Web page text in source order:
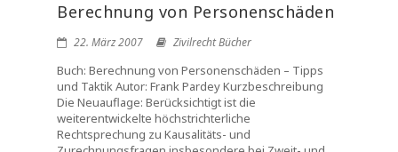
Berechnung von Personenschäden
22. März 2007 Zivilrecht Bücher
Buch: Berechnung von Personenschäden – Tipps
und Taktik Autor: Frank Pardey Kurzbeschreibung
Die Neuauflage: Berücksichtigt ist die
weiterentwickelte höchstrichterliche
Rechtsprechung zu Kausalitäts- und